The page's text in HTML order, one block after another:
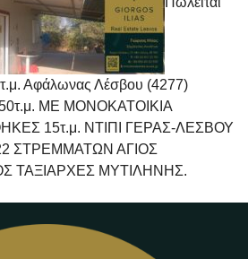
Αφάλωνας Λέσβου (4277)
ΜΕ ΜΟΝΟΚΑΤΟΙΚΙΑ
15τ.μ. ΝΤΙΠΙ ΓΕΡΑΣ-ΛΕΣΒΟΥ
ΣΤΡΕΜΜΑΤΩΝ ΑΓΙΟΣ
ΤΑΞΙΑΡΧΕΣ ΜΥΤΙΛΗΝΗΣ.